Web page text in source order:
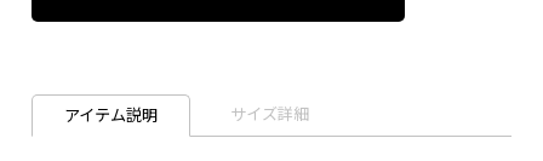
アイテム説明 サイズ詳細